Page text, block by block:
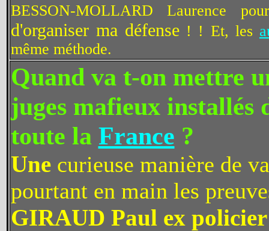
BESSON-MOLLARD Laurence
d'organiser ma défense! ! Et, les
même méthode.
Quand va t-on mettre
juges mafieux installés
toute la France ?
Unecurieuse manière de
pourtant en main les
GIRAUD Paul ex